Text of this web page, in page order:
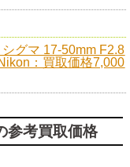
シグマ 17-50mm F2.8
：買取価格7,000
参考買取価格